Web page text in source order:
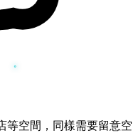
等空間，同樣需要留意空